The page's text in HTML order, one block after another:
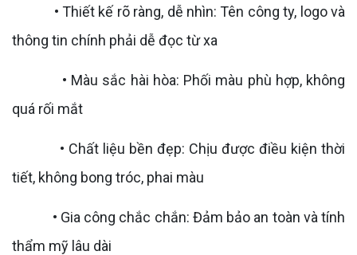
• Thiết kế rõ ràng, dễ nhìn: Tên công ty, logo và
thông tin chính phải dễ đọc từ xa
• Màu sắc hài hòa: Phối màu phù hợp, không
quá rối mắt
• Chất liệu bền đẹp: Chịu được điều kiện thời
tiết, không bong tróc, phai màu
• Gia công chắc chắn: Đảm bảo an toàn và tính
thẩm mỹ lâu dài